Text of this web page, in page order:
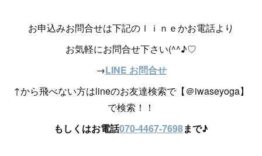
お申込みお問合せは下記のｌｉｎｅかお電話より
お気軽にお問合せ下さい(^^♪♡
→LINE お問合せ
↑から飛べない方はlineのお友達検索で【＠iwaseyoga】
で検索！！
もしくはお電話070-4467-7698まで♪